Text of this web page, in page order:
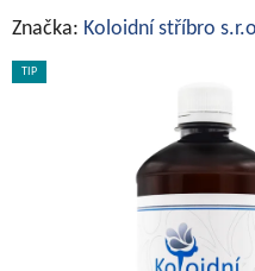
Značka: Koloidní stříbro
TIP